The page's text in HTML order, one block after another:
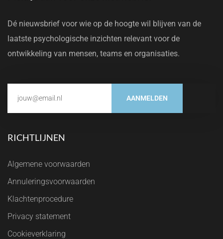
Dé nieuwsbrief voor wie op de hoogte wil blijven van de
laatste psychologische inzichten relevant voor de
ontwikkeling van mensen, teams en organisaties.
AANMELDEN
RICHTLIJNEN
Algemene voorwaarden
Annuleringsvoorwaarden
Klachtenprocedure
Privacy statement
Cookieverklaring